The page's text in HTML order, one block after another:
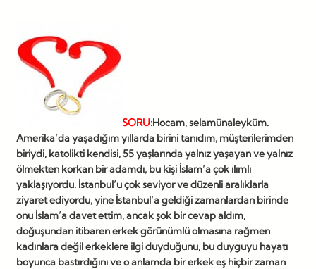
SORU:Hocam, selamünaleyküm.
Amerika’da yaşadığım yıllarda birini tanıdım, müşterilerimden
biriydi, katolikti kendisi, 55 yaşlarında yalnız yaşayan ve yalnız
ölmekten korkan bir adamdı, bu kişi İslam’a çok ılımlı
yaklaşıyordu. İstanbul’u çok seviyor ve düzenli aralıklarla
ziyaret ediyordu, yine İstanbul’a geldiği zamanlardan birinde
onu İslam’a davet ettim, ancak şok bir cevap aldım,
doğuşundan itibaren erkek görünümlü olmasına rağmen
kadınlara değil erkeklere ilgi duyduğunu, bu duyguyu hayatı
boyunca bastırdığını ve o anlamda bir erkek eş hiçbir zaman